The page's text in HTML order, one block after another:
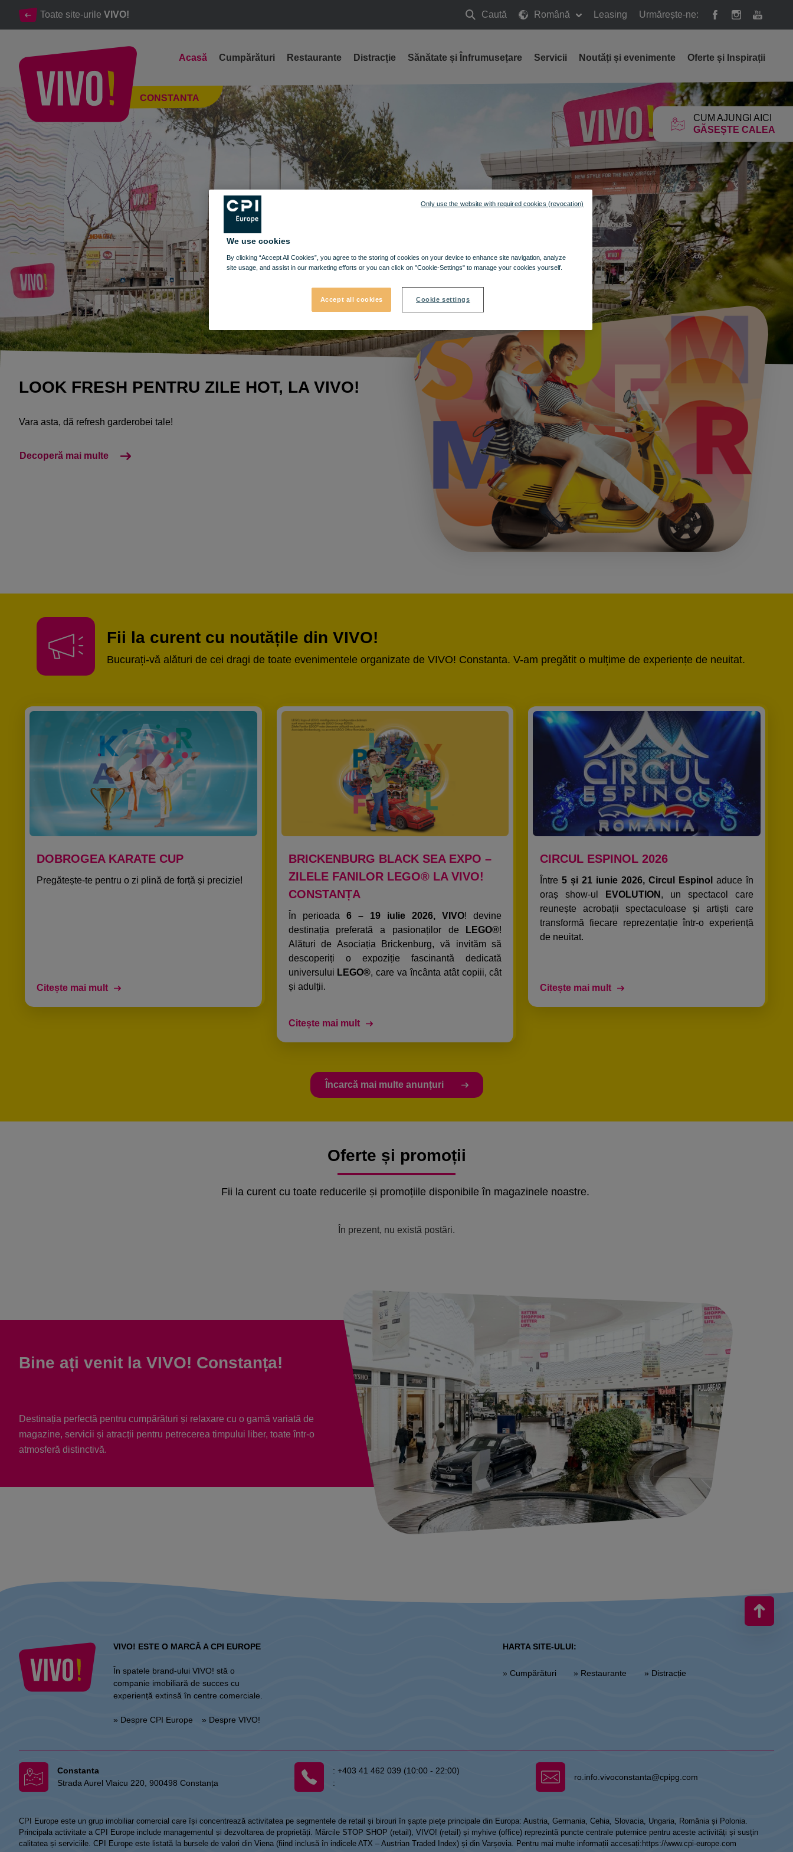
Toate site-urile VIVO! Caută
Caută
Română Leasing Urmărește-ne:
CUM AJUNGI AICI
GĂSEȘTE CALEA
Constanta
CONSTANTA
Acasă Cumpărături Restaurante Distracție Sănătate și Înfrumusețare Servicii Noutăți și evenimente Oferte și Inspirații
Destinatia #1 de shopping si distractie din Dobrogea
LOOK FRESH PENTRU ZILE HOT, LA VIVO!​
​Vara asta, dă refresh garderobei tale! ​
Decoperă mai multe
Fii la curent cu noutățile din VIVO!
Bucurați-vă alături de cei dragi de toate evenimentele organizate de VIVO! Constanta. V-am pregătit o mulțime de experiențe de neuitat.
DOBROGEA KARATE CUP​
Pregătește-te pentru o zi plină de forță și precizie!
Citește mai mult
BRICKENBURG BLACK SEA EXPO –
ZILELE FANILOR LEGO® LA VIVO!
CONSTANȚA​
În perioada 6 – 19 iulie 2026, VIVO! devine
destinația preferată a pasionaților de
LEGO®!
Alături de Asociația Brickenburg, vă invităm să
descoperiți o expoziție fascinantă dedicată
universului LEGO®, care va încânta atât copiii, cât
și adulții.​
Citește mai mult
CIRCUL ESPINOL 2026
Între5 și 21 iunie 2026, Circul Espinol
aduce în
oraș show-ul
EVOLUTION , un spectacol care
reunește acrobații spectaculoase și artiști care
transformă fiecare reprezentație într-o experiență
de neuitat.
Citește mai mult
Încarcă mai multe anunțuri
Oferte și promoții
Fii la curent cu toate reducerile și promoțiile disponibile în magazinele noastre.
În prezent, nu există postări.
Bine ați venit la VIVO! Constanța!
Destinația perfectă pentru cumpărături și relaxare cu o gamă variată de
magazine, servicii și atracții pentru petrecerea timpului liber, toate într-o
atmosferă distinctivă.
VIVO! ESTE O MARCĂ A CPI EUROPE
În spatele brand-ului VIVO! stă o
companie imobiliară de succes cu
experiență extinsă în centre comerciale.
» Despre CPI Europe » Despre VIVO!
HARTA SITE-ULUI:
» Cumpărături » Restaurante » Distracție
Constanta
Strada Aurel Vlaicu 220, 900498 Constanța
: +403 41 462 039 (10:00 - 22:00)
:
ro.info.vivoconstanta@cpipg.com
CPI Europe este un grup imobiliar comercial care își concentrează activitatea pe segmentele de retail și birouri în șapte pieţe principale din Europa: Austria, Germania, Cehia, Slovacia, Ungaria, România și Polonia.
Principala activitate a CPI Europe include managementul și dezvoltarea de proprietăți. Mărcile STOP SHOP (retail), VIVO! (retail) și myhive (office) reprezintă puncte centrale puternice pentru aceste activități și susțin
calitatea și serviciile. CPI Europe este listată la bursele de valori din Viena (fiind inclusă în indicele ATX – Austrian Traded Index) și din Varșovia. Pentru mai multe informații accesați: https://www.cpi-europe.com
We use cookies
By clicking “Accept All Cookies”, you agree to the storing of cookies on your device to enhance site navigation, analyze
site usage, and assist in our marketing efforts or you can click on "Cookie-Settings" to manage your cookies yourself.
Accept all cookies Cookie settings
Only use the website with required cookies (revocation)